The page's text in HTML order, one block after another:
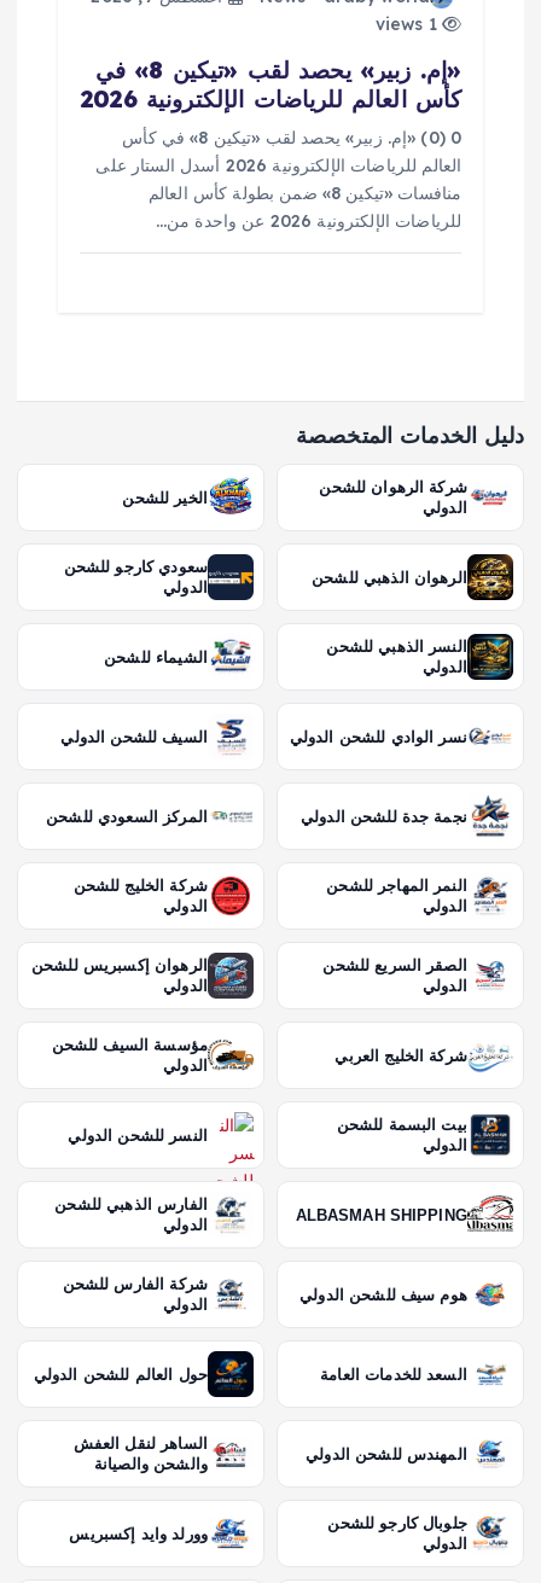
1 views
«إم. زبير» يحصد لقب «تيكين 8» في
كأس العالم للرياضات الإلكترونية 2026
0 (0) «إم. زبير» يحصد لقب «تيكين 8» في كأس
العالم للرياضات الإلكترونية 2026 أسدل الستار على
منافسات «تيكين 8» ضمن بطولة كأس العالم
للرياضات الإلكترونية 2026 عن واحدة من…
دليل الخدمات المتخصصة
شركة الرهوان للشحن
الدولي
الخير للشحن
الرهوان الذهبي للشحن
سعودي كارجو للشحن
الدولي
النسر الذهبي للشحن
الدولي
الشيماء للشحن
نسر الوادي للشحن الدولي السيف للشحن الدولي
نجمة جدة للشحن الدولي المركز السعودي للشحن
النمر المهاجر للشحن
الدولي
شركة الخليج للشحن
الدولي
الصقر السريع للشحن
الدولي
الرهوان إكسبريس للشحن
الدولي
شركة الخليج العربي
مؤسسة السيف للشحن
الدولي
بيت البسمة للشحن
الدولي
النسر للشحن الدولي
ALBASMAH SHIPPING
الفارس الذهبي للشحن
الدولي
هوم سيف للشحن الدولي
شركة الفارس للشحن
الدولي
السعد للخدمات العامة حول العالم للشحن الدولي
المهندس للشحن الدولي
الساهر لنقل العفش
والشحن والصيانة
جلوبال كارجو للشحن
الدولي
وورلد وايد إكسبريس